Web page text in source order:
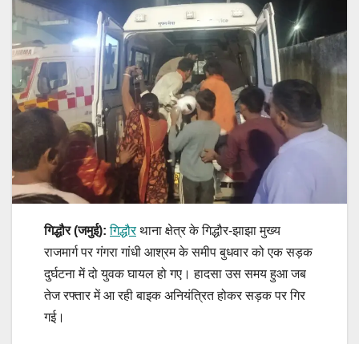
गिद्धौर (जमुई): गिद्धौरथाना क्षेत्र के गिद्धौर-झाझा मुख्य
राजमार्ग पर गंगरा गांधी आश्रम के समीप बुधवार को एक सड़क
दुर्घटना में दो युवक घायल हो गए। हादसा उस समय हुआ जब
तेज रफ्तार में आ रही बाइक अनियंत्रित होकर सड़क पर गिर
गई।